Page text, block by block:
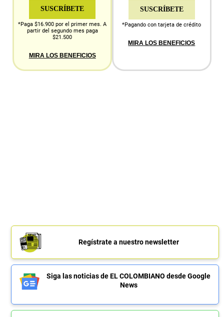
SUSCRÍBETE
*Paga $16.900 por el primer mes. A
partir del segundo mes paga
$21.500
MIRA LOS BENEFICIOS
SUSCRÍBETE
*Pagando con tarjeta de crédito
MIRA LOS BENEFICIOS
Regístrate a nuestro newsletter
Siga las noticias de EL COLOMBIANO desde Google
News